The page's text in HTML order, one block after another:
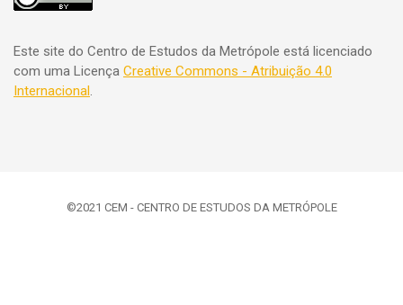
Este site do Centro de Estudos da Metrópole está licenciado
com uma Licença Creative Commons - Atribuição 4.0
Internacional.
©2021 CEM - CENTRO DE ESTUDOS DA METRÓPOLE